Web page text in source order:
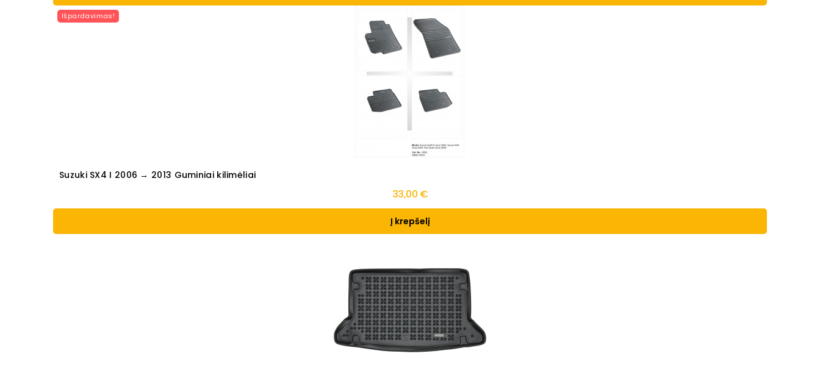
Išpardavimas!
Suzuki SX4 I 2006 → 2013 Guminiai kilimėliai
33,00 €
Į krepšelį